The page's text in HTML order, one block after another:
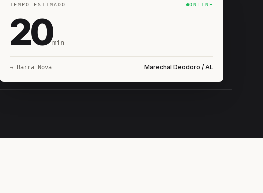
TEMPO ESTIMADO ONLINE
20min
→ Barra Nova Marechal Deodoro / AL